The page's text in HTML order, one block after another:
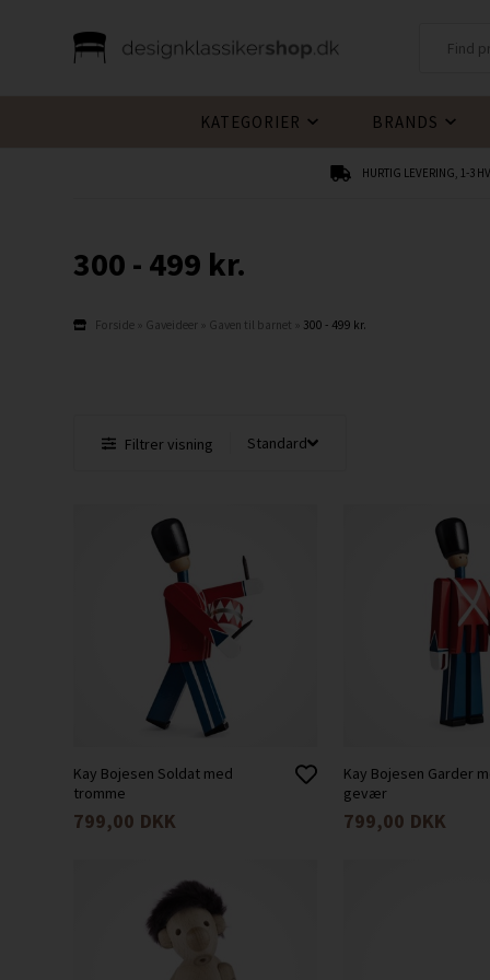
KATEGORIER BRANDS
HURTIG LEVERING, 1-3
300 - 499 kr.
Forside Gaveideer Gaven til barnet 300 - 499 kr.
Filtrer visning
Kay Bojesen Soldat med
tromme
799,00 DKK
Kay Bojesen Garder
gevær
799,00 DKK